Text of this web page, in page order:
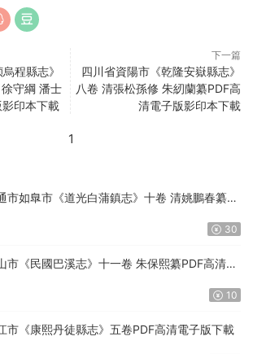
程縣志》
守綱 潘士
印本下載
下一篇
四川省資陽市《乾隆安嶽縣志》
八卷 清張松孫修 朱紉蘭纂PDF高
清電子版影印本下載
1
市如臯市《道光白蒲鎮志》十卷 清姚鵬春纂修
30
市《民國巴溪志》十一卷 朱保熙纂PDF高清電
10
市《康熙丹徒縣志》五卷PDF高清電子版下載